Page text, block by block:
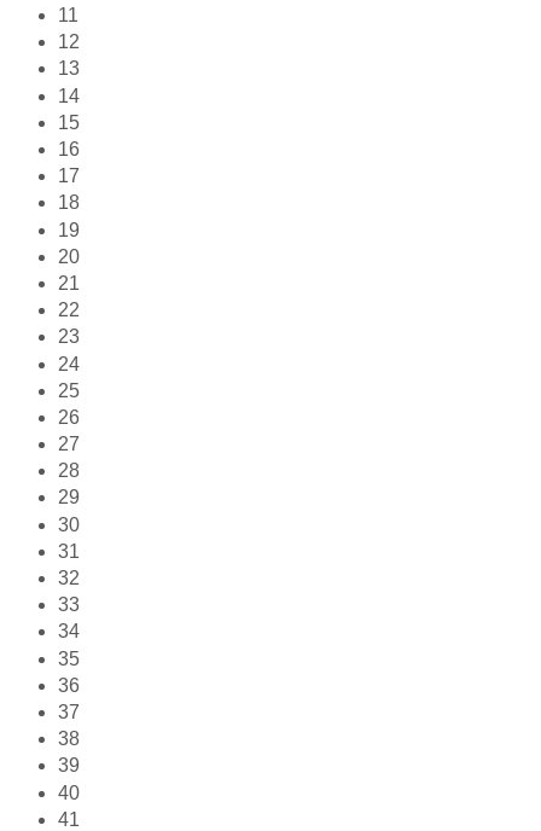
11
12
13
14
15
16
17
18
19
20
21
22
23
24
25
26
27
28
29
30
31
32
33
34
35
36
37
38
39
40
41